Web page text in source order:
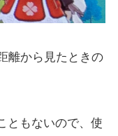
離から見たときの
ともないので、使